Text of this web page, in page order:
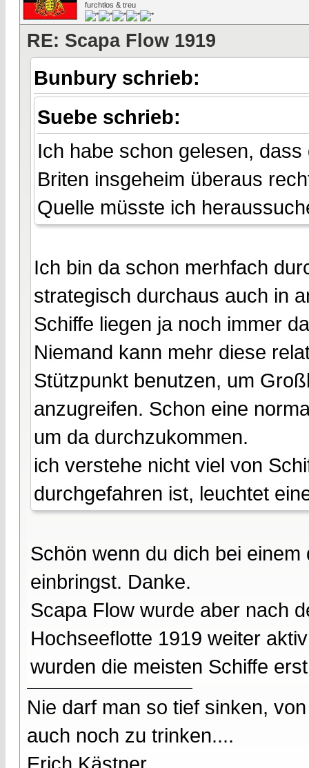
furchtlos & treu
RE: Scapa Flow 1919
Bunbury schrieb:
Suebe schrieb:
Ich habe schon gelesen,
Briten insgeheim überaus
Quelle müsste ich
Ich bin da schon merhfach
strategisch durchaus auch in
Schiffe liegen ja noch immer
Niemand kann mehr diese
Stützpunkt benutzen, um
anzugreifen. Schon eine
um da durchzukommen.
ich verstehe nicht viel von
durchgefahren ist, leuchtet
Schön wenn du dich bei
einbringst. Danke.
Scapa Flow wurde aber nach
Hochseeflotte 1919 weiter
wurden die meisten Schiffe
Nie darf man so tief sinken,
auch noch zu trinken....